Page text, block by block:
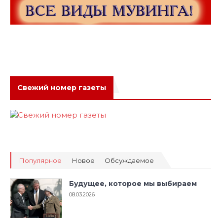
Свежий номер газеты
Популярное Новое Обсуждаемое
Будущее, которое мы выбираем
08.03.2026